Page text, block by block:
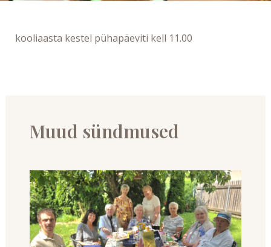
kooliaasta kestel pühapäeviti kell 11.00
Muud sündmused